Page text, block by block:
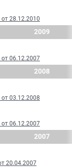
28.12.2010
2009
от 06.12.2007
2008
03.12.2008
от 06.12.2007
2007
20.04.2007